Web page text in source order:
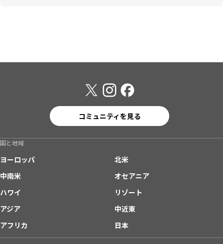
コミュニティを見る
国と地域
ヨーロッパ
北米
中南米
オセアニア
ハワイ
リゾート
アジア
中近東
アフリカ
日本